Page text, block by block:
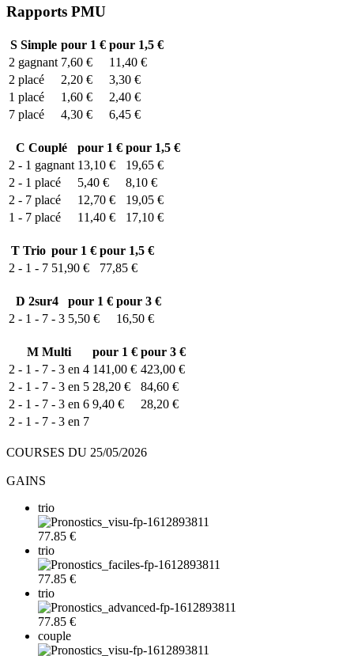
Rapports PMU
SSimple pour 1 € pour 1,5 €
2 gagnant 7,60 €
11,40 €
2 placé 2,20 €
3,30 €
1 placé 1,60 €
2,40 €
7 placé 4,30 € 6,45 €
C Couplé pour 1 € pour 1,5 €
2 - 1 gagnant 13,10 €
19,65 €
2 - 1 placé 5,40 €
8,10 €
2 - 7 placé 12,70 €
19,05 €
1 - 7 placé 11,40 € 17,10 €
T Trio pour 1 € pour 1,5 €
2 - 1 - 7 51,90 € 77,85 €
D 2sur4 pour 1 € pour 3 €
2 - 1 - 7 - 3 5,50 € 16,50 €
M Multi pour 1 € pour 3 €
2 - 1 - 7 - 3 en 4 141,00 € 423,00 €
2 - 1 - 7 - 3 en 5 28,20 €
84,60 €
2 - 1 - 7 - 3 en 6 9,40 €
28,20 €
2 - 1 - 7 - 3 en 7
COURSES DU 25/05/2026
GAINS
trio
77.85 €
trio
77.85 €
trio
77.85 €
couple